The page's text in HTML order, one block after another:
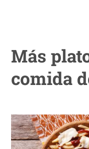
Más
comida